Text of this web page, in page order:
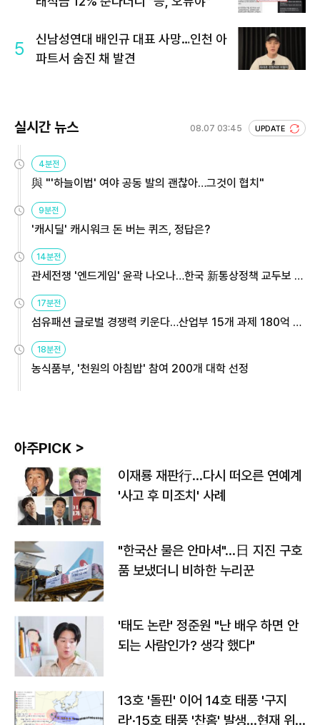
5
신남성연대 배인규 대표 사망…인천 아
파트서 숨진 채 발견
실시간 뉴스 08.07 03:45 UPDATE
4분전
與 "'하늘이법' 여야 공동 발의 괜찮아…그것이 협치"
9분전
'캐시딜' 캐시워크 돈 버는 퀴즈, 정답은?
14분전
관세전쟁 '엔드게임' 윤곽 나오나…한국 新통상정책 교두보 활
용해야
17분전
섬유패션 글로벌 경쟁력 키운다…산업부 15개 과제 180억 지
원
18분전
농식품부, '천원의 아침밥' 참여 200개 대학 선정
아주PICK >
이재룡 재판行…다시 떠오른 연예계
'사고 후 미조치' 사례
"한국산 물은 안마셔"…日 지진 구호
품 보냈더니 비하한 누리꾼
'태도 논란' 정준원 "난 배우 하면 안
되는 사람인가? 생각 했다"
13호 '돌핀' 이어 14호 태풍 '구지
라'·15호 태풍 '찬홈' 발생…현재 위